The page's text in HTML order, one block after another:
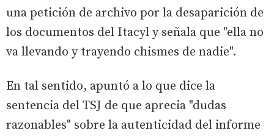
una petición de archivo por la desaparición de
los documentos del Itacyl y señala que "ella no
va llevando y trayendo chismes de nadie".
En tal sentido, apuntó a lo que dice la
sentencia del TSJ de que aprecia "dudas
razonables" sobre la autenticidad del informe